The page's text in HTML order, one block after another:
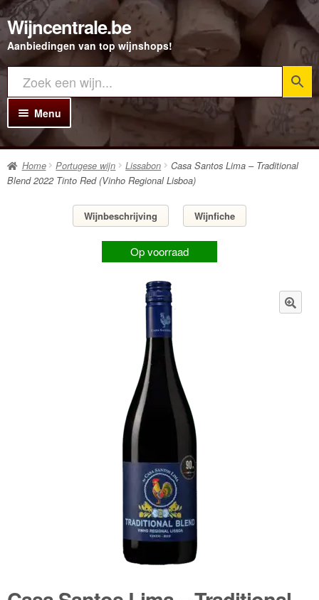
Ga
door
naar
navigatie
Ga
direct
naar
inhoud
Wijncentrale.be
Aanbiedingen van top wijnshops!
Menu
Home
Alle Wijnen
Rode wijn
Witte wijn
Rosé wijn
Bubbels
Porto
Wijnpakketten
Kleine flesjes
Magnums
Cadeaubonnen
Home Portugese wijn Lissabon
Casa Santos Lima – Traditional
Blend 2022 Tinto Red (Vinho Regional Lisboa)
Wijnbeschrijving Wijnfiche
Op voorraad